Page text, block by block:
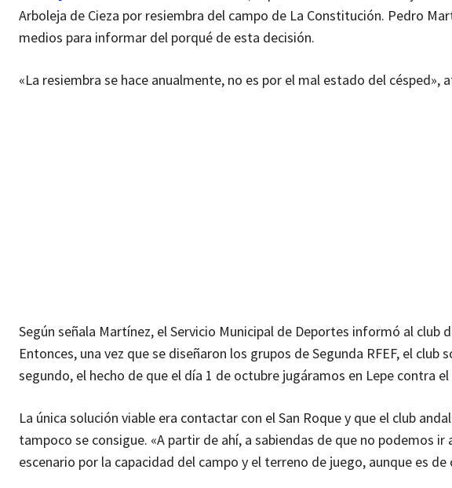
Arboleja de Cieza por resiembra del campo de La Constitución. Pedro
medios para informar del porqué de esta decisión.
«La resiembra se hace anualmente, no es por el mal estado del césped»,
Según señala Martínez, el Servicio Municipal de Deportes informó al club
Entonces, una vez que se diseñaron los grupos de Segunda RFEF, el club
segundo, el hecho de que el día 1 de octubre jugáramos en Lepe contra
La única solución viable era contactar con el San Roque y que el club
tampoco se consigue. «A partir de ahí, a sabiendas de que no podemos
escenario por la capacidad del campo y el terreno de juego, aunque es